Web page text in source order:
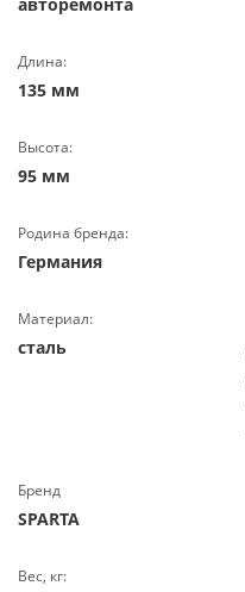
Длина:
135 мм
Высота:
95 мм
Родина бренда:
Германия
Материал:
сталь
Бренд
SPARTA
Вес, кг: